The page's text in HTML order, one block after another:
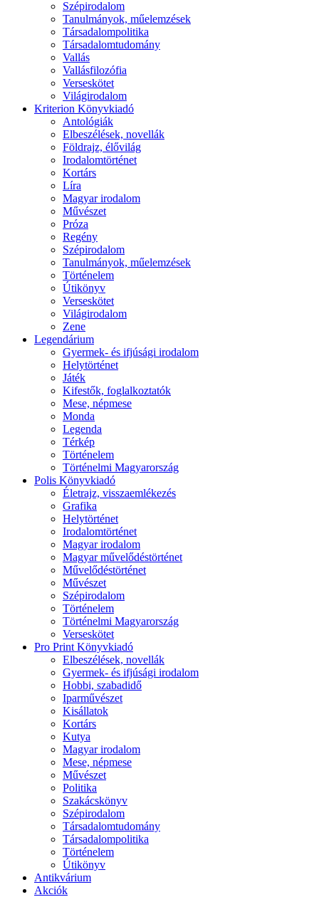
Szépirodalom
Tanulmányok, műelemzések
Társadalompolitika
Társadalomtudomány
Vallás
Vallásfilozófia
Verseskötet
Világirodalom
Kriterion Könyvkiadó
Antológiák
Elbeszélések, novellák
Földrajz, élővilág
Irodalomtörténet
Kortárs
Líra
Magyar irodalom
Művészet
Próza
Regény
Szépirodalom
Tanulmányok, műelemzések
Történelem
Útikönyv
Verseskötet
Világirodalom
Zene
Legendárium
Gyermek- és ifjúsági irodalom
Helytörténet
Játék
Kifestők, foglalkoztatók
Mese, népmese
Monda
Legenda
Térkép
Történelem
Történelmi Magyarország
Polis Könyvkiadó
Életrajz, visszaemlékezés
Grafika
Helytörténet
Irodalomtörténet
Magyar irodalom
Magyar művelődéstörténet
Művelődéstörténet
Művészet
Szépirodalom
Történelem
Történelmi Magyarország
Verseskötet
Pro Print Könyvkiadó
Elbeszélések, novellák
Gyermek- és ifjúsági irodalom
Hobbi, szabadidő
Iparművészet
Kisállatok
Kortárs
Kutya
Magyar irodalom
Mese, népmese
Művészet
Politika
Szakácskönyv
Szépirodalom
Társadalomtudomány
Társadalompolitika
Történelem
Útikönyv
Antikvárium
Akciók